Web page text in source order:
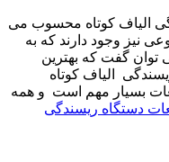
الیاف کوتاه محسوب می
نیز وجود دارند که به
گفت که بهترین
الیاف کوتاه
بسیار مهم است و همه
دستگاه ریسندگی